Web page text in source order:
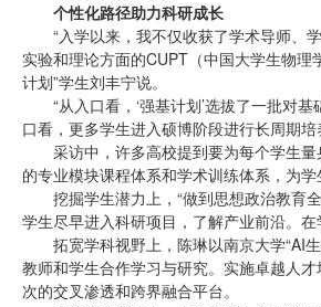
个性化路径助力科研成长
“入学以来，我不仅收获了学术导师、
实验和理论方面的CUPT（中国大学生物
计划”学生刘丰宁说。
“从入口看，‘强基计划’选拔了一批对
口看，更多学生进入硕博阶段进行长周期
采访中，许多高校提到要为每个学生
的专业模块课程体系和学术训练体系，为
挖掘学生潜力上，“做到思想政治教育
学生尽早进入科研项目，了解产业前沿。
拓宽学科视野上，陈琳以南京大学“AI
教师和学生合作学习与研究。实施卓越人
次的交叉渗透和跨界融合平台。